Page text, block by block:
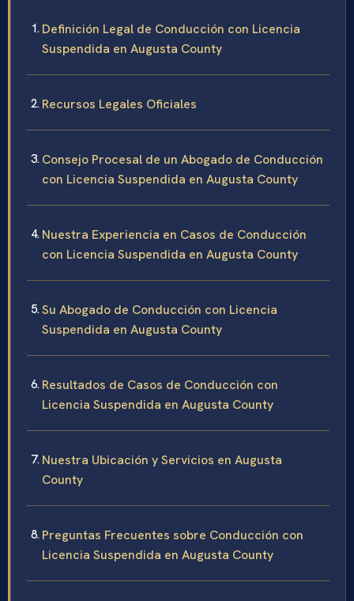
Definición Legal de Conducción con Licencia
Suspendida en Augusta County
Recursos Legales Oficiales
Consejo Procesal de un Abogado de Conducción
con Licencia Suspendida en Augusta County
Nuestra Experiencia en Casos de Conducción
con Licencia Suspendida en Augusta County
Su Abogado de Conducción con Licencia
Suspendida en Augusta County
Resultados de Casos de Conducción con
Licencia Suspendida en Augusta County
Nuestra Ubicación y Servicios en Augusta
County
Preguntas Frecuentes sobre Conducción con
Licencia Suspendida en Augusta County